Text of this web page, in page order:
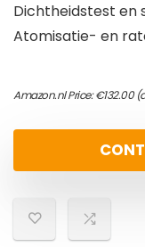
Dichtheidstest en
Atomisatie- en
Amazon.nl Price:€132.00